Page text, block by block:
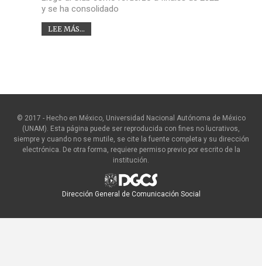
y se ha consolidado
LEE MÁS...
© 2017 - Hecho en México, Universidad Nacional Autónoma de México
(UNAM). Esta página puede ser reproducida con fines no lucrativos,
siempre y cuando no se mutile, se cite la fuente completa y su dirección
electrónica. De otra forma, requiere permiso previo por escrito de la
institución.
Dirección General de Comunicación Social